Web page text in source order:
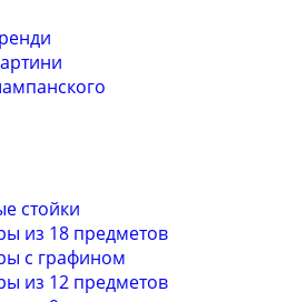
стойки
из 18 предметов
с графином
из 12 предметов